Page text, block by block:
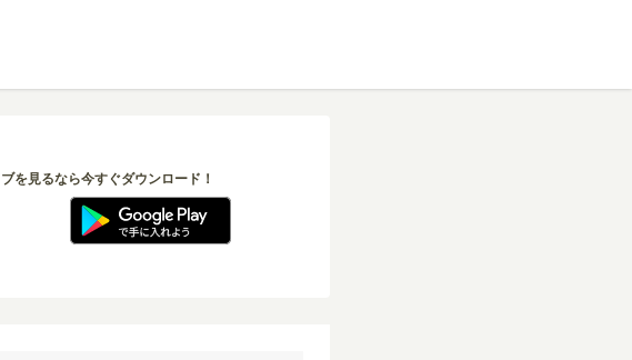
を見るなら今すぐダウンロード！